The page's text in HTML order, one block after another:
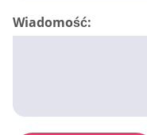
Wiadomość: